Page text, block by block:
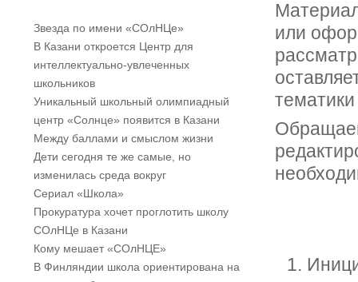
или
Звезда по имени «СОлНЦе»
В Казани откроется Центр для
интеллектуально-увлеченных
школьников
Уникальный школьный олимпиадный
центр «Солнце» появится в Казани
Между баллами и смыслом жизни
Дети сегодня те же самые, но
изменилась среда вокруг
Cериал «Школа»
Прокуратура хочет проглотить школу
СОлНЦе в Казани
Кому мешает «СОлНЦЕ»
В Финляндии школа ориентирована на